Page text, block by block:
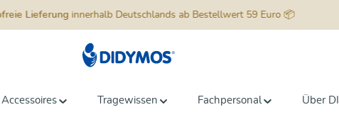
Lieferunginnerhalb Deutschlands ab Bestellwert 59 Euro 📦
Accessoires Tragewissen Fachpersonal Über